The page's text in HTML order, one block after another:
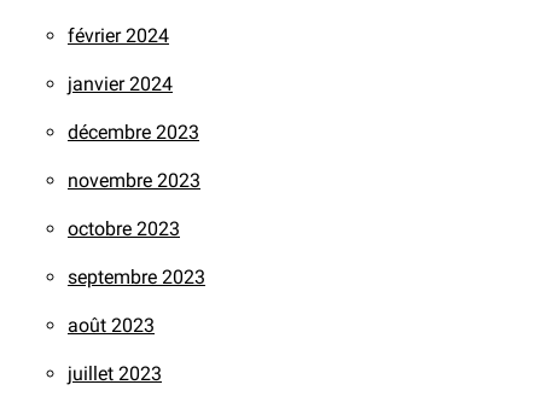
février 2024
janvier 2024
décembre 2023
novembre 2023
octobre 2023
septembre 2023
août 2023
juillet 2023